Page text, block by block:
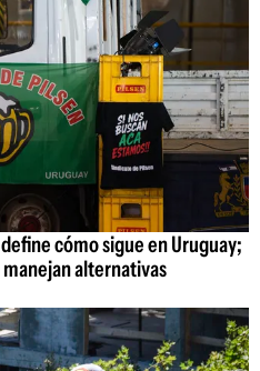
cómo sigue en Uruguay;
alternativas